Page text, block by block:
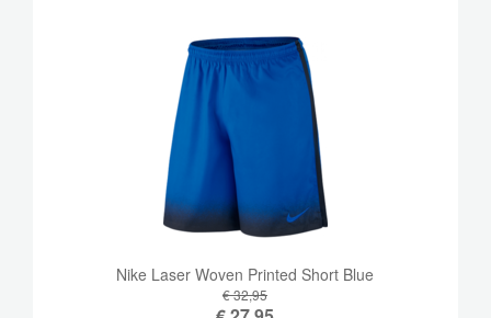
Nike Laser Woven Printed Short Blue
€ 32,95